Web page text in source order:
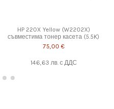
HP 220X Yellow (W2202X)
съвместима тонер касета (5.5K)
75,00 €
146,63 лв.с ДДС